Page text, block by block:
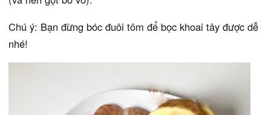
Chú ý: Bạn đừng bóc đuôi tôm để bọc khoai tây được dễ
nhé!